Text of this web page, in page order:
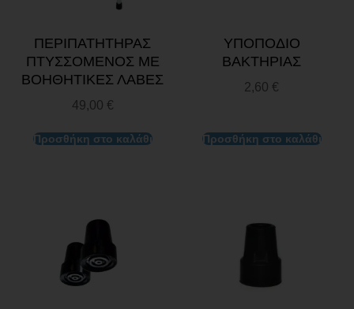
ΠΕΡΙΠΑΤΗΤΗΡΑΣ
ΠΤΥΣΣΟΜΕΝΟΣ ΜΕ
ΒΟΗΘΗΤΙΚΕΣ ΛΑΒΕΣ
49,00 €
Προσθήκη στο καλάθι
ΥΠΟΠΟΔΙΟ
ΒΑΚΤΗΡΙΑΣ
2,60 €
Προσθήκη στο καλάθι